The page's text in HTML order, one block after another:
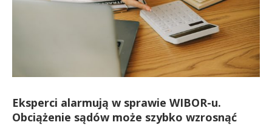
Eksperci alarmują w sprawie WIBOR-u.
Obciążenie sądów może szybko wzrosnąć